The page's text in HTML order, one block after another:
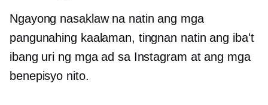
Ngayong nasaklaw na natin ang mga
pangunahing kaalaman, tingnan natin ang iba't
ibang uri ng mga ad sa Instagram at ang mga
benepisyo nito.